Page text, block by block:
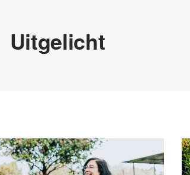
Uitgelicht